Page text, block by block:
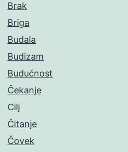
Brak
Briga
Budala
Budizam
Budućnost
Čekanje
Cilj
Čitanje
Čovek